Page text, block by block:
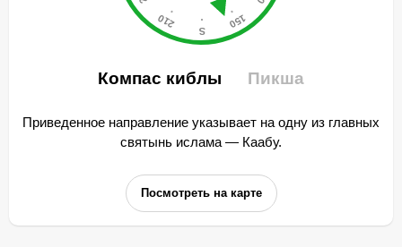
Компас киблы Пикша
Приведенное направление указывает на одну из главных
святынь ислама — Каабу.
Посмотреть на карте